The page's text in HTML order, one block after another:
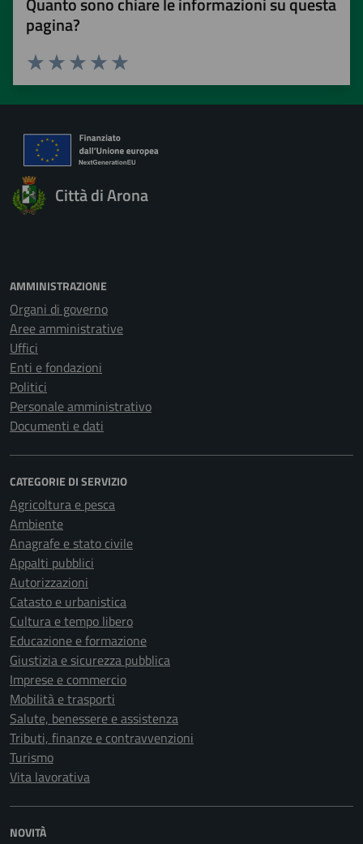
pagina?
Valuta 5 stelle su 5
Valuta 4 stelle su 5
Valuta 3 stelle su 5
Valuta 2 stelle su 5
Valuta 1 stelle su 5
Città di Arona
AMMINISTRAZIONE
Organi di governo
Aree amministrative
Uffici
Enti e fondazioni
Politici
Personale amministrativo
Documenti e dati
CATEGORIE DI SERVIZIO
Agricoltura e pesca
Ambiente
Anagrafe e stato civile
Appalti pubblici
Autorizzazioni
Catasto e urbanistica
Cultura e tempo libero
Educazione e formazione
Giustizia e sicurezza pubblica
Imprese e commercio
Mobilità e trasporti
Salute, benessere e assistenza
Tributi, finanze e contravvenzioni
Turismo
Vita lavorativa
NOVITÀ